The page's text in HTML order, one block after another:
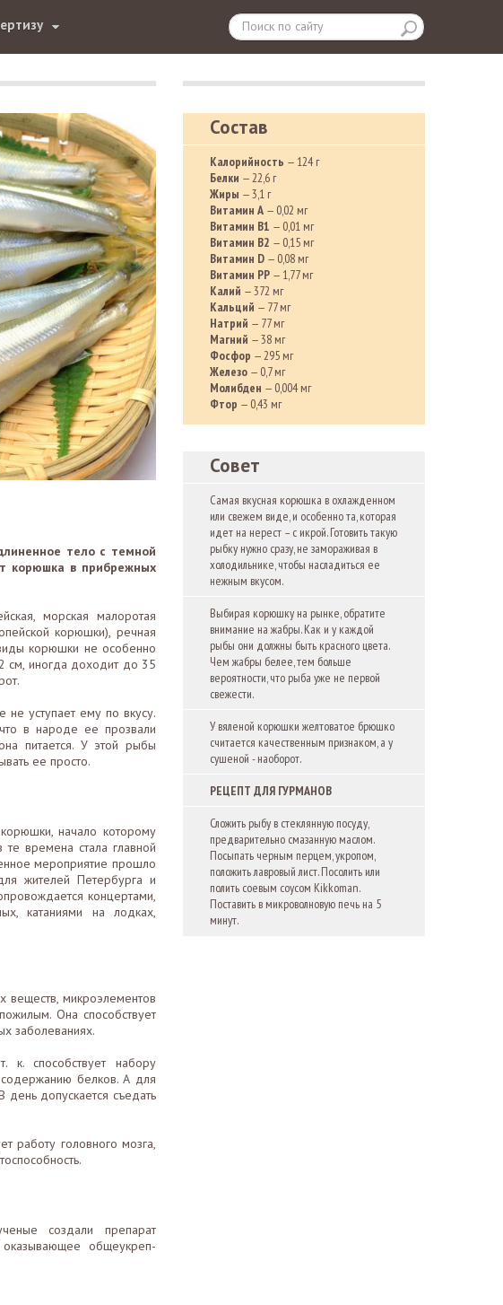
тело с темной
корюшка в прибрежных
морская малоротая
корюшки), речная
корюшки не особенно
см, иногда доходит до 35
уступает ему по вкусу.
в народе ее прозвали
питается. У этой рыбы
ее просто.
начало которому
времена стала главной
мероприятие прошло
жителей Петербурга и
концертами,
катаниями на лодках,
веществ, микроэлементов
Она способствует
заболеваниях.
к. способствует набору
белков. А для
допускается съедать
работу головного мозга,
создали препарат
общеукреп-
Состав
Калорийность — 124 г
Белки — 22,6 г
Жиры — 3,1 г
Витамин A — 0,02 мг
Витамин B1 — 0,01 мг
Витамин B2 — 0,15 мг
Витамин D — 0,08 мг
Витамин PP — 1,77 мг
Калий — 372 мг
Кальций — 77 мг
Натрий — 77 мг
Магний — 38 мг
Фосфор — 295 мг
Железо — 0,7 мг
Молибден — 0,004 мг
Фтор — 0,43 мг
Совет
Самая вкусная корюшка в охлажденном
или свежем виде, и особенно та, которая
идет на нерест – с икрой. Готовить такую
рыбку нужно сразу, не замораживая в
холодильнике, чтобы насладиться ее
нежным вкусом.
Выбирая корюшку на рынке, обратите
внимание на жабры. Как и у каждой
рыбы они должны быть красного цвета.
Чем жабры белее, тем больше
вероятности, что рыба уже не первой
свежести.
У вяленой корюшки желтоватое брюшко
считается качественным признаком, а у
сушеной - наоборот.
РЕЦЕПТ ДЛЯ ГУРМАНОВ
Сложить рыбу в стеклянную посуду,
предварительно смазанную маслом.
Посыпать черным перцем, укропом,
положить лавровый лист. Посолить или
полить соевым соусом Kikkoman.
Поставить в микроволновую печь на 5
минут.